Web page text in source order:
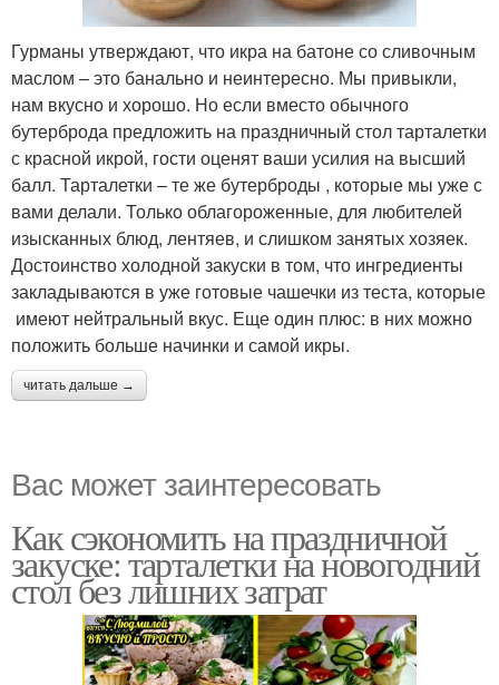
Гурманы утверждают, что икра на батоне со сливочным
маслом – это банально и неинтересно. Мы привыкли,
нам вкусно и хорошо. Но если вместо обычного
бутерброда предложить на праздничный стол тарталетки
с красной икрой, гости оценят ваши усилия на высший
балл. Тарталетки – те же бутерброды , которые мы уже с
вами делали. Только облагороженные, для любителей
изысканных блюд, лентяев, и слишком занятых хозяек.
Достоинство холодной закуски в том, что ингредиенты
закладываются в уже готовые чашечки из теста, которые
имеют нейтральный вкус. Еще один плюс: в них можно
положить больше начинки и самой икры.
читать дальше →
Вас может заинтересовать
Как сэкономить на праздничной
закуске: тарталетки на новогодний
стол без лишних затрат